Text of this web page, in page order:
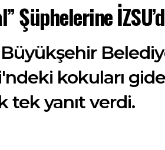
Şüphelerine
kokuları
tek yanıt verdi.